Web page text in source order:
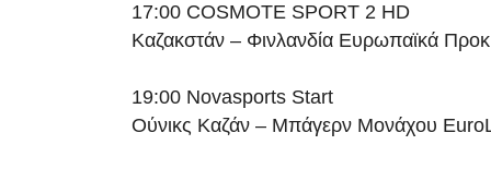
17:00 COSMOTE SPORT 2 HD
Καζακστάν – Φινλανδία Ευρωπαϊκά
19:00 Novasports Start
Ούνικς Καζάν – Μπάγερν Μονάχου